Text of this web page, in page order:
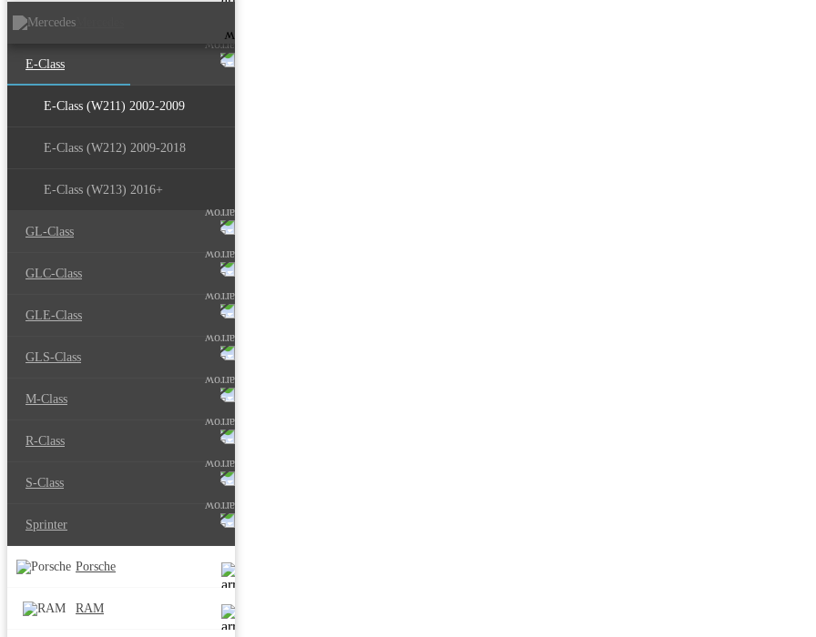
E-Class
E-Class (W211) 2002-2009
E-Class (W212) 2009-2018
E-Class (W213) 2016+
GL-Class
GLC-Class
GLE-Class
GLS-Class
M-Class
R-Class
S-Class
Sprinter
Porsche
RAM